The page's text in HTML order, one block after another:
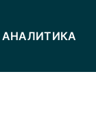
АНАЛИТИКА